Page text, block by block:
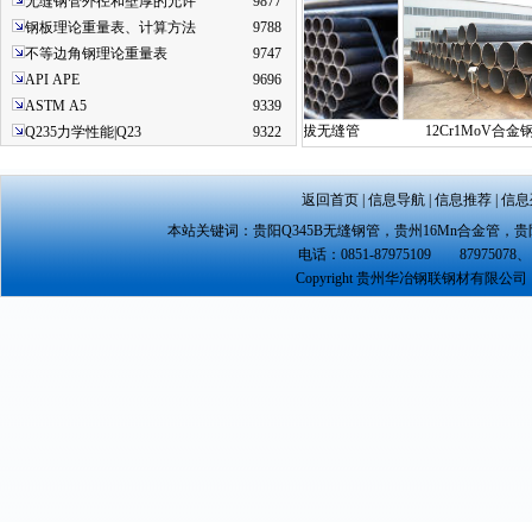
钢板理论重量表、计算方法
9788
不等边角钢理论重量表
9747
API APE
9696
ASTM A5
9339
Q235力学性能|Q23
9322
直缝焊管|直缝焊管规… 小口径冷拔无缝管 12Cr1MoV合金钢管
返回首页 信息导航 信息推荐 信
本站关键词： 贵阳Q345B无缝钢管 ， 贵州16Mn合金管 ， 贵
电话：0851-87975109 87975078、
Copyright 贵州华冶钢联钢材有限公